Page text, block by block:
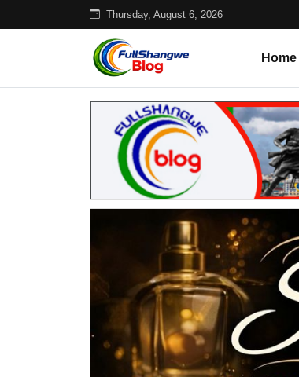
Thursday, August 6, 2026
Home